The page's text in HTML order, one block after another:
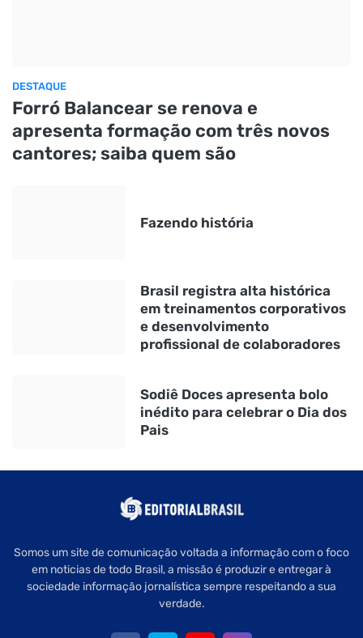
DESTAQUE
Forró Balancear se renova e
apresenta formação com três novos
cantores; saiba quem são
Fazendo história
Brasil registra alta histórica
em treinamentos corporativos
e desenvolvimento
profissional de colaboradores
Sodiê Doces apresenta bolo
inédito para celebrar o Dia dos
Pais
Somos um site de comunicação voltada a informação com o foco
em noticias de todo Brasil, a missão é produzir e entregar à
sociedade informação jornalística sempre respeitando a sua
verdade.